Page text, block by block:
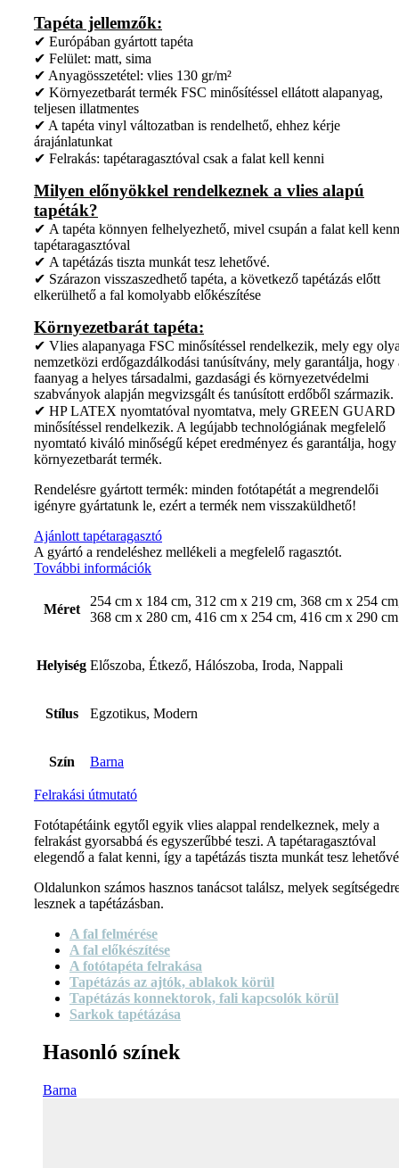
Tapéta jellemzők:
✔ Európában gyártott tapéta
✔ Felület: matt, sima
✔ Anyagösszetétel: vlies 130 gr/m²
✔ Környezetbarát termék FSC minősítéssel ellátott alapanyag,
teljesen illatmentes
✔ A tapéta vinyl változatban is rendelhető, ehhez kérje
árajánlatunkat
✔ Felrakás: tapétaragasztóval csak a falat kell kenni
Milyen előnyökkel rendelkeznek a vlies alapú
tapéták?
✔ A tapéta könnyen felhelyezhető, mivel csupán a falat kell
tapétaragasztóval
✔ A tapétázás tiszta munkát tesz lehetővé.
✔ Szárazon visszaszedhető tapéta, a következő tapétázás előtt
elkerülhető a fal komolyabb előkészítése
Környezetbarát tapéta:
✔ Vlies alapanyaga FSC minősítéssel rendelkezik, mely egy
nemzetközi erdőgazdálkodási tanúsítvány, mely garantálja, hogy
faanyag a helyes társadalmi, gazdasági és környezetvédelmi
szabványok alapján megvizsgált és tanúsított erdőből származik.
✔ HP LATEX nyomtatóval nyomtatva, mely GREEN GUARD
minősítéssel rendelkezik. A legújabb technológiának megfelelő
nyomtató kiváló minőségű képet eredményez és garantálja, hogy
környezetbarát termék.
Rendelésre gyártott termék: minden fotótapétát a megrendelői
igényre gyártatunk le, ezért a termék nem visszaküldhető!
Ajánlott tapétaragasztó
A gyártó a rendeléshez mellékeli a megfelelő ragasztót.
További információk
Méret
254 cm x 184 cm, 312 cm x 219 cm, 368 cm x 254
368 cm x 280 cm, 416 cm x 254 cm, 416 cm x 290 cm
Helyiség Előszoba, Étkező, Hálószoba, Iroda, Nappali
Stílus Egzotikus, Modern
Szín Barna
Felrakási útmutató
Fotótapétáink egytől egyik vlies alappal rendelkeznek, mely a
felrakást gyorsabbá és egyszerűbbé teszi. A tapétaragasztóval
elegendő a falat kenni, így a tapétázás tiszta munkát tesz
Oldalunkon számos hasznos tanácsot találsz, melyek
lesznek a tapétázásban.
A fal felmérése
A fal előkészítése
A fotótapéta felrakása
Tapétázás az ajtók, ablakok körül
Tapétázás konnektorok, fali kapcsolók körül
Sarkok tapétázása
Hasonló színek
Barna